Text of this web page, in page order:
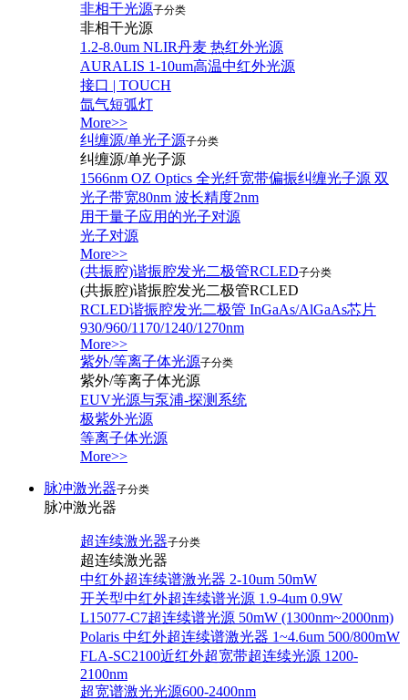
非相干光源子分类
非相干光源
1.2-8.0um NLIR丹麦 热红外光源
AURALIS 1-10um高温中红外光源
接口 | TOUCH
氙气短弧灯
More>>
纠缠源/单光子源子分类
纠缠源/单光子源
1566nm OZ Optics 全光纤宽带偏振纠缠光子源 双
光子带宽80nm 波长精度2nm
用于量子应用的光子对源
光子对源
More>>
(共振腔)谐振腔发光二极管RCLED子分类
(共振腔)谐振腔发光二极管RCLED
RCLED谐振腔发光二极管 InGaAs/AlGaAs芯片
930/960/1170/1240/1270nm
More>>
紫外/等离子体光源子分类
紫外/等离子体光源
EUV光源与泵浦-探测系统
极紫外光源
等离子体光源
More>>
脉冲激光器子分类
脉冲激光器
超连续激光器子分类
超连续激光器
中红外超连续谱激光器 2-10um 50mW
开关型中红外超连续谱光源 1.9-4um 0.9W
L15077-C7超连续谱光源 50mW (1300nm~2000nm)
Polaris 中红外超连续谱激光器 1~4.6um 500/800mW
FLA-SC2100近红外超宽带超连续光源 1200-
2100nm
超宽谱激光光源600-2400nm